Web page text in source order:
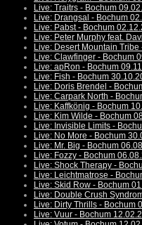
Live: Traitrs - Bochum
Live: Drangsal - Bochum
Live: Pabst - Bochum
Live: Peter Murphy feat.
Live: Desert Mountain
Live: Clawfinger - Bochum
Live: apRon - Bochum
Live: Fish - Bochum
Live: Doris Brendel -
Live: Carpark North -
Live: Kaffkönig - Bochum
Live: Kim Wilde - Bochum
Live: Invisible Limits -
Live: No More - Bochum
Live: Mr. Big - Bochum
Live: Fozzy - Bochum
Live: Shock Therapy -
Live: Leichtmatrose -
Live: Skid Row - Bochum
Live: Double Crush
Live: Dirty Thrills - Bochum
Live: Vuur - Bochum